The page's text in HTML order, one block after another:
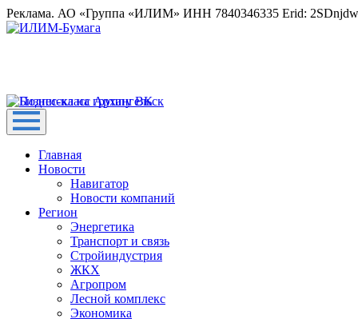
Реклама. АО «Группа «ИЛИМ» ИНН 7840346335 Erid:
Главная
Новости
Навигатор
Новости компаний
Регион
Энергетика
Транспорт и связь
Стройиндустрия
ЖКХ
Агропром
Лесной комплекс
Экономика